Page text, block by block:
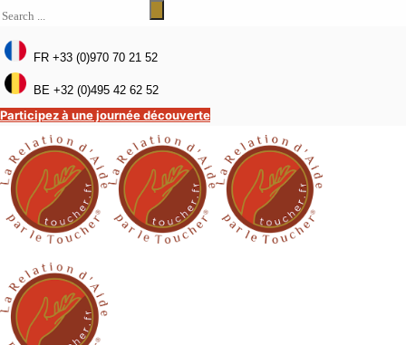
FR +33 (0)970 70 21 52
BE +32 (0)495 42 62 52
Participez à une journée découverte